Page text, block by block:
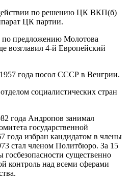
по решению ЦК ВКП(б)
ЦК партии.
предложению Молотова
возглавил 4-й Европейский
года посол СССР в Венгрии.
социалистических стран
года Андропов занимал
государственной
года избран кандидатом в члены
стал членом Политбюро. За 15
госбезопасности существенно
контроль над всеми сферами